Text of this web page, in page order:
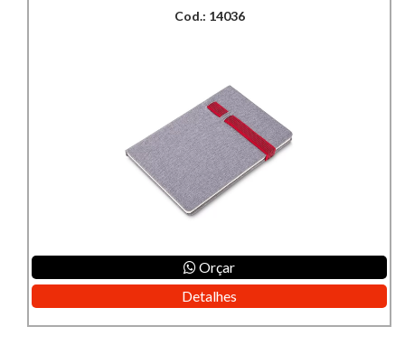
Cod.: 14036
Orçar
Detalhes